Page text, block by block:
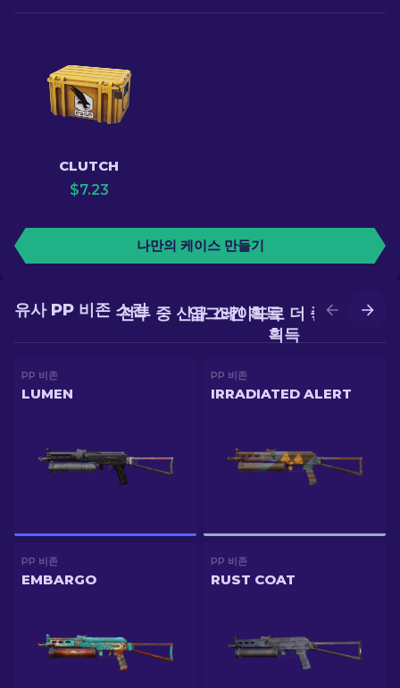
CLUTCH
$7.23
나만의 케이스 만들기
업그레이드로 더 좋은 스킨
획득
전투 중 신규 스킨 획득
유사 PP 비존 스킨
PP 비존
LUMEN
PP 비존
IRRADIATED ALERT
PP 비존
EMBARGO
PP 비존
RUST COAT